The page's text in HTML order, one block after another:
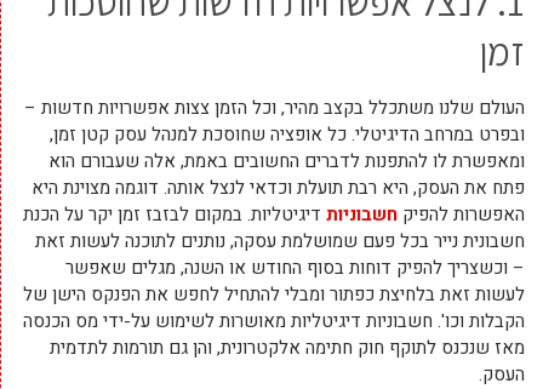
זמן
העולם שלנו משתכלל בקצב מהיר, וכל הזמן צצות אפשרויות חדשות –
ובפרט במרחב הדיגיטלי. כל אופציה שחוסכת למנהל עסק קטן זמן,
ומאפשרת לו להתפנות לדברים החשובים באמת, אלה שעבורם הוא
פתח את העסק, היא רבת תועלת וכדאי לנצל אותה. דוגמה מצוינת היא
האפשרות להפיק חשבוניות דיגיטליות. במקום לבזבז זמן יקר על הכנת
חשבונית נייר בכל פעם שמושלמת עסקה, נותנים לתוכנה לעשות זאת
– וכשצריך להפיק דוחות בסוף החודש או השנה, מגלים שאפשר
לעשות זאת בלחיצת כפתור ומבלי להתחיל לחפש את הפנקס הישן של
הקבלות וכו'. חשבוניות דיגיטליות מאושרות לשימוש על-ידי מס הכנסה
מאז שנכנס לתוקף חוק חתימה אלקטרונית, והן גם תורמות לתדמית
העסק.